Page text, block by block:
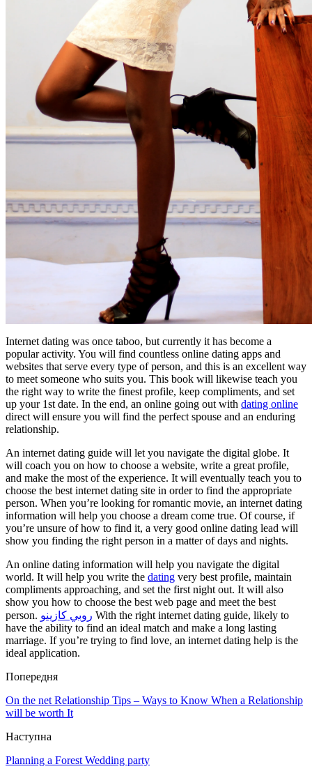
Internet dating was once taboo, but currently it has become a
popular activity. You will find countless online dating apps and
websites that serve every type of person, and this is an excellent way
to meet someone who suits you. This book will likewise teach you
the right way to write the finest profile, keep compliments, and set
up your 1st date. In the end, an online going out with dating online
direct will ensure you will find the perfect spouse and an enduring
relationship.
An internet dating guide will let you navigate the digital globe. It
will coach you on how to choose a website, write a great profile,
and make the most of the experience. It will eventually teach you to
choose the best internet dating site in order to find the appropriate
person. When you’re looking for romantic movie, an internet dating
information will help you choose a dream come true. Of course, if
you’re unsure of how to find it, a very good online dating lead will
show you finding the right person in a matter of days and nights.
An online dating information will help you navigate the digital
world. It will help you write the dating very best profile, maintain
compliments approaching, and set the first night out. It will also
show you how to choose the best web page and meet the best
person. روبي كازينو With the right internet dating guide, likely to
have the ability to find an ideal match and make a long lasting
marriage. If you’re trying to find love, an internet dating help is the
ideal application.
Попередня
On the net Relationship Tips – Ways to Know When a Relationship
will be worth It
Наступна
Planning a Forest Wedding party